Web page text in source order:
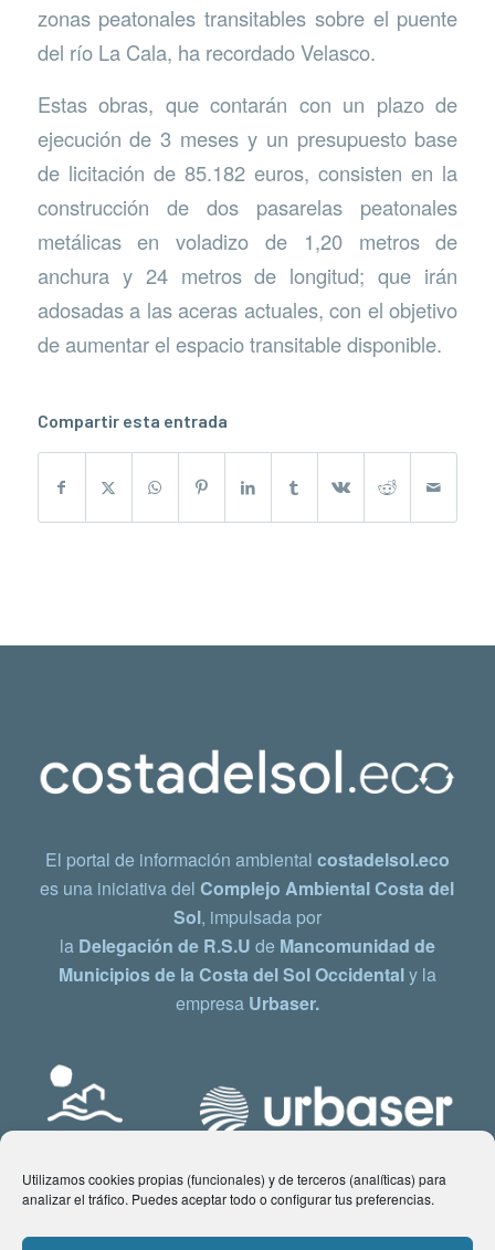
Utilizamos cookies propias (funcionales) y de terceros (analíticas) para
analizar el tráfico. Puedes aceptar todo o configurar tus preferencias.
zonas peatonales transitables sobre el puente
del río La Cala, ha recordado Velasco.
Estas obras, que contarán con un plazo de
ejecución de 3 meses y un presupuesto base
de licitación de 85.182 euros, consisten en la
construcción de dos pasarelas peatonales
metálicas en voladizo de 1,20 metros de
anchura y 24 metros de longitud; que irán
adosadas a las aceras actuales, con el objetivo
de aumentar el espacio transitable disponible.
Compartir esta entrada
El portal de información ambiental costadelsol.eco
es una iniciativa delComplejo Ambiental Costa del
Sol, impulsada por
la Delegación de R.S.U de Mancomunidad de
Municipios de la Costa del Sol Occidentaly la
empresa Urbaser.